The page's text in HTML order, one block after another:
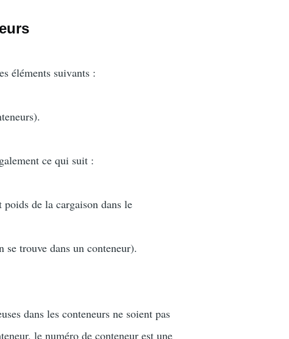
éléments suivants :
ce qui suit :
poids de la cargaison dans le
trouve dans un conteneur).
dans les conteneurs ne soient pas
le numéro de conteneur est une